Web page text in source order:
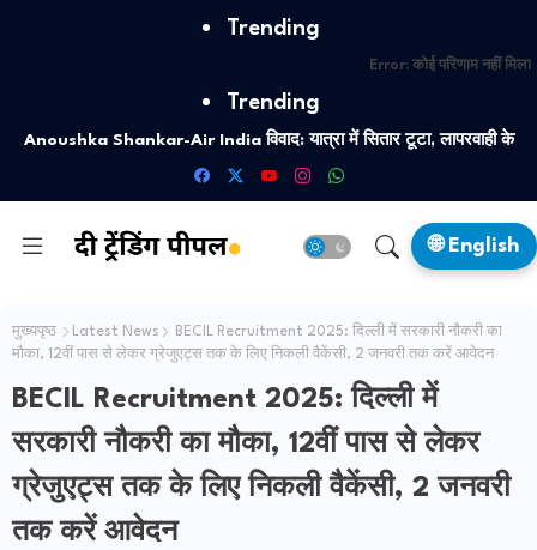
Trending
Error: कोई परिणाम नहीं मिला
Trending
Anoushka Shankar-Air India विवाद: यात्रा में सितार टूटा, लापरवाही के
आरोप
🌐 English
मुख्यपृष्ठ Latest News
BECIL Recruitment 2025: दिल्ली में सरकारी नौकरी का
मौका, 12वीं पास से लेकर ग्रेजुएट्स तक के लिए निकली वैकेंसी, 2 जनवरी तक करें आवेदन
BECIL Recruitment 2025: दिल्ली में
सरकारी नौकरी का मौका, 12वीं पास से लेकर
ग्रेजुएट्स तक के लिए निकली वैकेंसी, 2 जनवरी
तक करें आवेदन